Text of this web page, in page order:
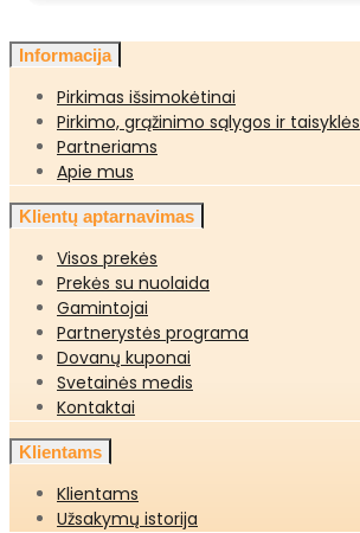
Informacija
Pirkimas išsimokėtinai
Pirkimo, grąžinimo sąlygos ir taisyklės
Partneriams
Apie mus
Klientų aptarnavimas
Visos prekės
Prekės su nuolaida
Gamintojai
Partnerystės programa
Dovanų kuponai
Svetainės medis
Kontaktai
Klientams
Klientams
Užsakymų istorija